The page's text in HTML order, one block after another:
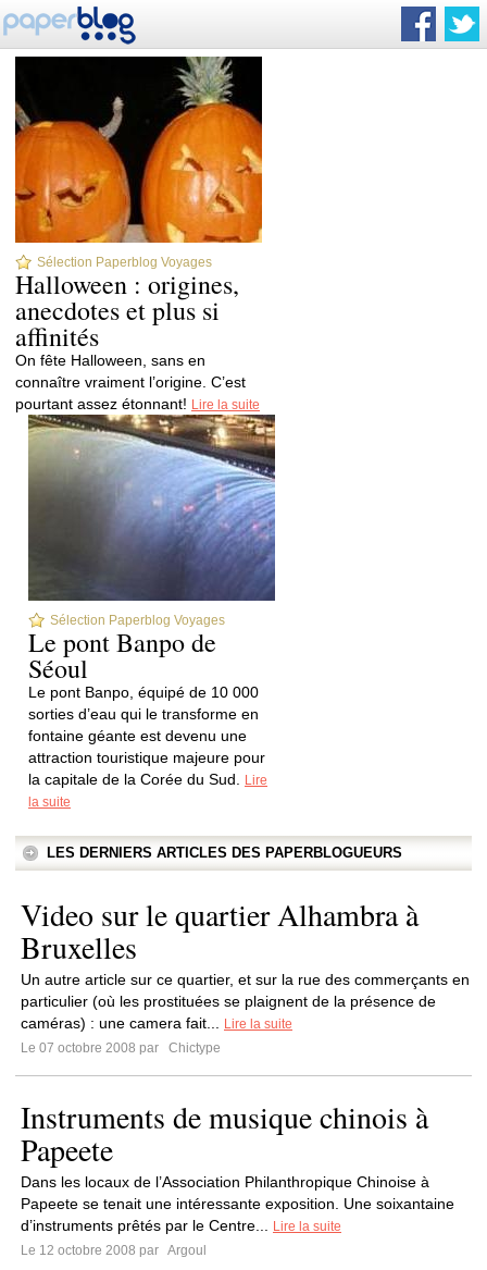
Sélection Paperblog Voyages
Halloween : origines,
anecdotes et plus si
affinités
On fête Halloween, sans en
connaître vraiment l’origine. C’est
pourtant assez étonnant! Lire la suite
Sélection Paperblog Voyages
Le pont Banpo de
Séoul
Le pont Banpo, équipé de 10 000
sorties d’eau qui le transforme en
fontaine géante est devenu une
attraction touristique majeure pour
la capitale de la Corée du Sud.
Lire
la suite
LES DERNIERS ARTICLES DES PAPERBLOGUEURS
Video sur le quartier Alhambra à
Bruxelles
Un autre article sur ce quartier, et sur la rue des commerçants en
particulier (où les prostituées se plaignent de la présence de
caméras) : une camera fait...
Lire la suite
Le 07 octobre 2008 par
Chictype
Instruments de musique chinois à
Papeete
Dans les locaux de l’Association Philanthropique Chinoise à
Papeete se tenait une intéressante exposition. Une soixantaine
d’instruments prêtés par le Centre...
Lire la suite
Le 12 octobre 2008 par Argoul